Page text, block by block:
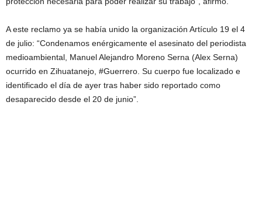
A este reclamo ya se había unido la organización Artículo 19 el 4
de julio: “Condenamos enérgicamente el asesinato del periodista
medioambiental, Manuel Alejandro Moreno Serna (Alex Serna)
ocurrido en Zihuatanejo, #Guerrero. Su cuerpo fue localizado e
identificado el día de ayer tras haber sido reportado como
desaparecido desde el 20 de junio”.